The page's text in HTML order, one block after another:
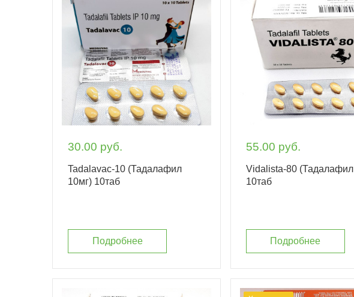
30.00 руб.
Tadalavac-10 (Тадалафил
10мг) 10таб
Подробнее
55.00 руб.
Vidalista-80 (Тадалафил
10таб
Подробнее